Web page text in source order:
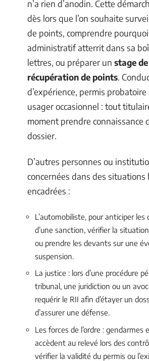
n’a rien d’anodin. Cette
dès lors que l’on souhaite
de points, comprendre
administratif atterrit dans sa
lettres, ou préparer un stage de
récupération de points.
d’expérience, permis
usager occasionnel : tout
moment prendre connaissance
dossier.
D’autres personnes ou
concernées dans des situations
encadrées :
L’automobiliste, pour anticiper les
d’une sanction, vérifier la
ou prendre les devants sur une
suspension.
La justice : lors d’une procédure
tribunal, une juridiction ou un
requérir le RII afin d’étayer un
d’assurer une défense.
Les forces de l’ordre : gendarmes
accèdent au relevé lors des
vérifier la validité du permis ou